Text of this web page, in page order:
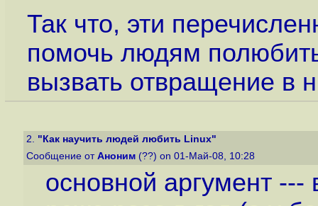
Так что, эти
помочь людям
вызвать отвращение в
2. "Как научить людей любить Linux"
Сообщение от Аноним (??) on 01-Май-08, 10:28
основной аргумент